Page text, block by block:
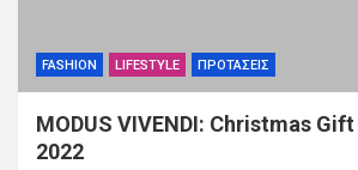
FASHION LIFESTYLE ΠΡΟΤΑΣΕΙΣ
MODUS VIVENDI: Christmas
2022